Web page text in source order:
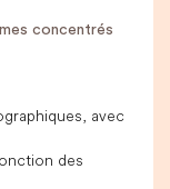
concentrés
avec
des